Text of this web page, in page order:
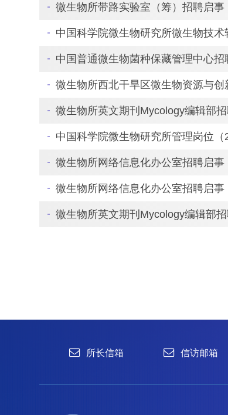
微生物所带路实验室（筹）招聘启事
中国科学院微生物研究所微生物技
中国普通微生物菌种保藏管理中心招
微生物所西北干旱区微生物资源与
微生物所英文期刊Mycology编辑部
中国科学院微生物研究所管理岗位
微生物所网络信息化办公室招聘启事
微生物所网络信息化办公室招聘启事
微生物所英文期刊Mycology编辑部
备案序号：京ICP备06066622号-1
京公网安备